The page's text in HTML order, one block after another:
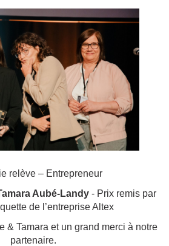
relève – Entrepreneur
Aubé-Landy- Prix remis par
de l’entreprise Altex
& Tamara et un grand merci à notre
partenaire.